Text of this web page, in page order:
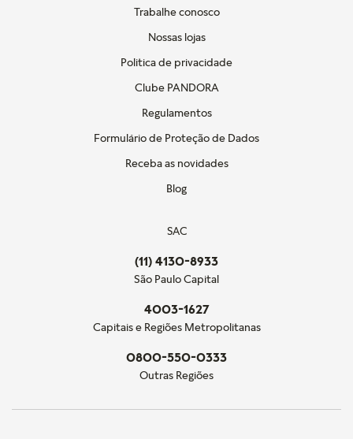
Trabalhe conosco
Nossas lojas
Politica de privacidade
Clube PANDORA
Regulamentos
Formulário de Proteção de Dados
Receba as novidades
Blog
SAC
(11) 4130-8933
São Paulo Capital
4003-1627
Capitais e Regiões Metropolitanas
0800-550-0333
Outras Regiões